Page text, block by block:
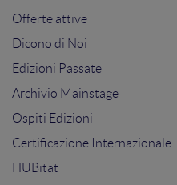
Offerte attive
Dicono di Noi
Edizioni Passate
Archivio Mainstage
Ospiti Edizioni
Certificazione Internazionale
HUBitat